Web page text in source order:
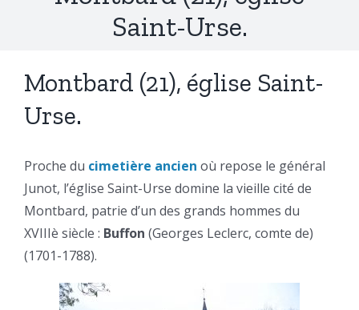
Saint-Urse.
Montbard (21), église Saint-
Urse.
Proche du cimetière ancien où repose le général
Junot, l’église Saint-Urse domine la vieille cité de
Montbard, patrie d’un des grands hommes du
XVIIIè siècle : Buffon (Georges Leclerc, comte de)
(1701-1788).